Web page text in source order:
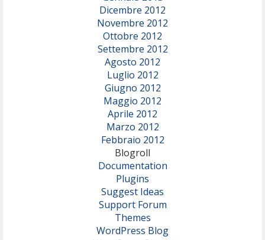
Dicembre 2012
Novembre 2012
Ottobre 2012
Settembre 2012
Agosto 2012
Luglio 2012
Giugno 2012
Maggio 2012
Aprile 2012
Marzo 2012
Febbraio 2012
Blogroll
Documentation
Plugins
Suggest Ideas
Support Forum
Themes
WordPress Blog